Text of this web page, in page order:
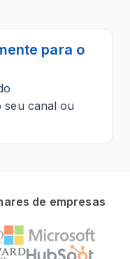
para o
seu canal ou
de empresas